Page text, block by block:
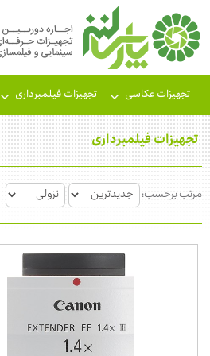
تجهیزات عکاسی تجهیزات فیلمبرداری
تجهیزات فیلمبرداری
مرتب برحسب: